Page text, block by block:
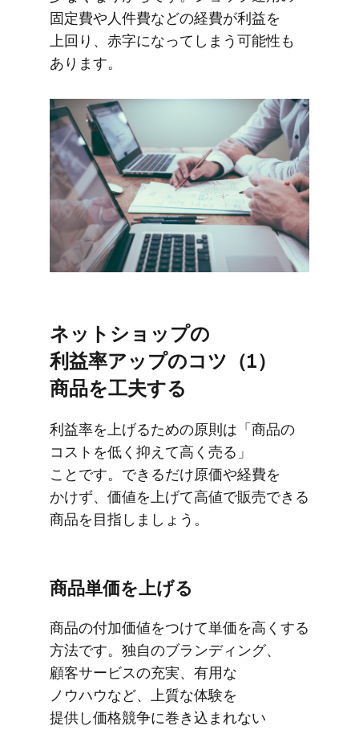
固定費や​人件費などの​経費が​利益を​
上回り、​赤字に​なってしまう​可能性も​
あります。
ネットショップの​
利益率アップの​コツ​（1）​
商品を​工夫する
利益率を​上げる​ための​原則は​「商品の​
コストを​低く​抑えて​高く​売る」​
ことです。​できるだけ​原価や​経費を​
かけず、​価値を​上げて​高値で​販売できる​
商品を​目指しましょう。
商品単価を​上げる
商品の​付加価値を​つけて​単価を​高く​する​
方​法です。​独自の​ブランディング、​
顧客サービスの​充実、​有用な​
ノウハウなど、​上質な​体験を​
提供し価格競争に​巻き込まれない​